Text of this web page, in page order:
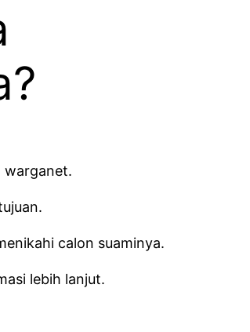
warganet.
calon suaminya.
lebih lanjut.